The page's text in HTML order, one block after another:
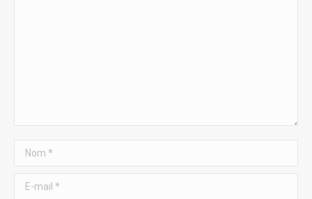
Nom *
E-mail *